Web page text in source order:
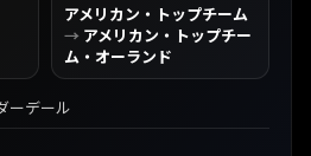
アメリカン・トップチーム
→ アメリカン・トップチー
ム・オーランド
ーデール